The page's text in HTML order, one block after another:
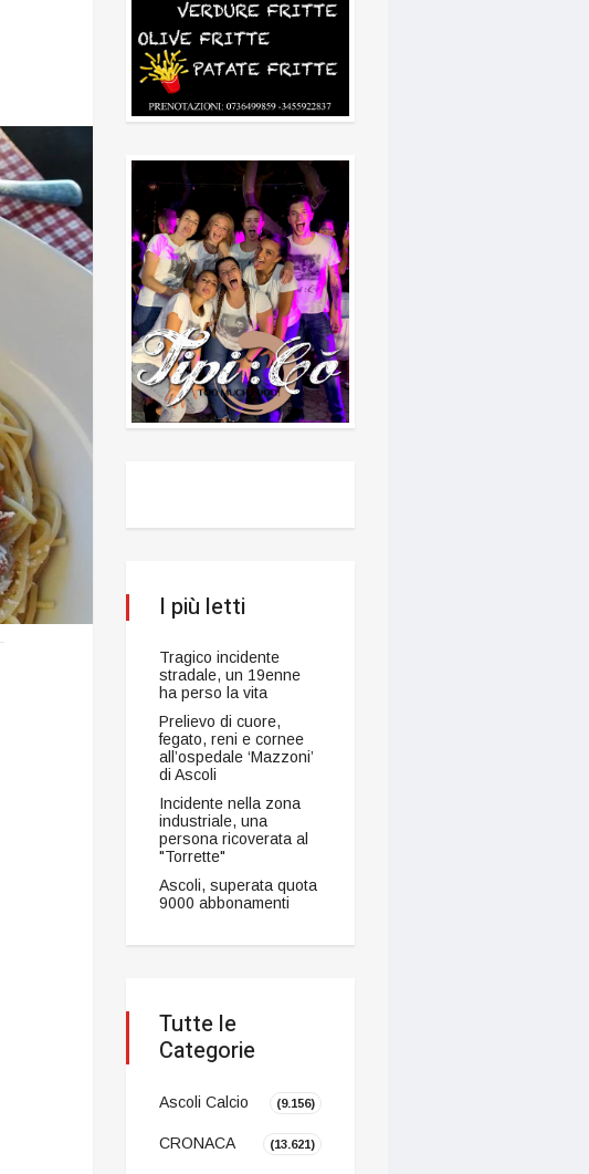
I più letti
Tragico incidente
stradale, un 19enne
ha perso la vita
Prelievo di cuore,
fegato, reni e cornee
all’ospedale ‘Mazzoni’
di Ascoli
Incidente nella zona
industriale, una
persona ricoverata al
"Torrette"
Ascoli, superata quota
9000 abbonamenti
Tutte le
Categorie
Ascoli Calcio (9.156)
CRONACA (13.621)